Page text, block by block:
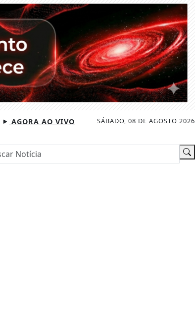
SÁBADO, 08 DE AGOSTO 2026
AGORA AO VIVO